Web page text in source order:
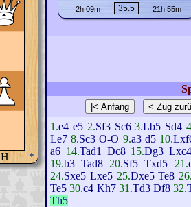
H *
1.e4 e5 2.Sf3 Sc6 3.Lb5 Sd4
Le7 8.Sc3 O-O 9.a3 d5 10.
a6 14.Tad1 Dc8 15.Dg3 Lxc4
19.b3 Tad8 20.Sf5 Txd5 21.
24.Sxe5 Lxe5 25.Dxe5 Te8
Te5 30.c4 Kh7 31.Td3 Df8 32.
Th5